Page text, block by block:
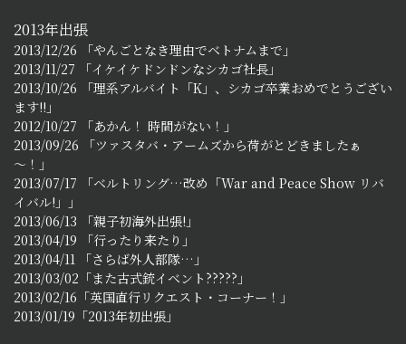
2013年出張
2013/12/26 「やんごとなき理由でベトナムまで」
2013/11/27 「イケイケドンドンなシカゴ社長」
2013/10/26 「理系アルバイト「K」、シカゴ卒業おめでとうござい
ます!!」
2012/10/27 「あかん！ 時間がない！」
2013/09/26 「ツァスタバ・アームズから荷がとどきましたぁ
～！」
2013/07/17 「ベルトリング…改め「War and Peace Show リバ
イバル!」」
2013/06/13 「親子初海外出張!」
2013/04/19 「行ったり来たり」
2013/04/11 「さらば外人部隊…」
2013/03/02「また古式銃イベント?????」
2013/02/16「英国直行リクエスト・コーナー！」
2013/01/19「2013年初出張」